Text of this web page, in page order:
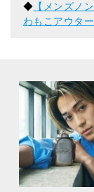
◆ 【メンズノ
わもこアウタ